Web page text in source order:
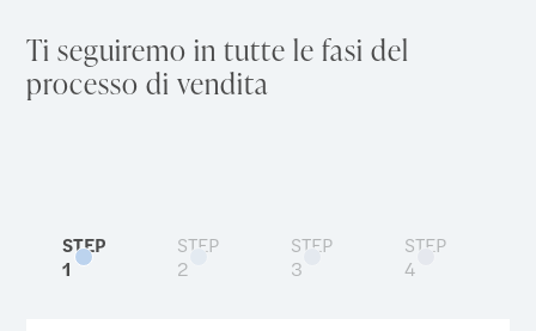
Ti seguiremo in tutte le fasi del
processo di vendita
STEP
1
STEP
2
STEP
3
STEP
4